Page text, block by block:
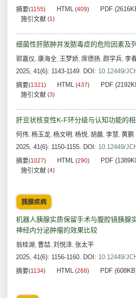
摘要(1155) HTML (409) PDF
施引文献 (1)
细菌性肝脓肿并发脓毒症的危险因素及
郭嘉仪, 康海全, 王梦娇, 席德扬, 颜学兵, 李
2025, 41(6): 1143-1149. DOI: 10.12449/
摘要(1321) HTML (437) PDF
施引文献 (3)
肝豆状核变性K-F环分级与认知功能的
何伟, 杨玉龙, 杨文明 , 杨悦, 胡晨, 李慧, 黄鹏
2025, 41(6): 1150-1155. DOI: 10.12449/
摘要(1027) HTML (290) PDF
施引文献 (4)
胰腺疾病
机器人胰腺实质保留手术与腹腔镜胰腺
神经内分泌肿瘤的效果比较
翁桂湖, 曹喆, 刘悦泽, 张太平
2025, 41(6): 1156-1160. DOI: 10.12449/
摘要(1134) HTML (268) PDF